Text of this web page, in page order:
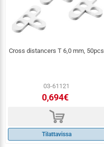
Cross distancers T 6,0 mm, 50pcs
03-61121
0,694€
d
Tilattavissa